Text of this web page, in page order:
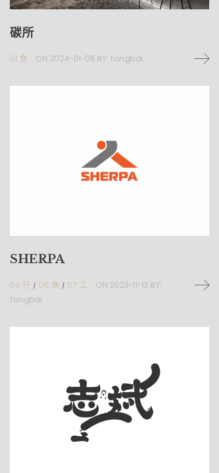
碳所
01 食 ON 2024-01-08 BY: fongbai
SHERPA
04 行 06 樂 07 工 ON 2023-11-13 BY:
fongbai